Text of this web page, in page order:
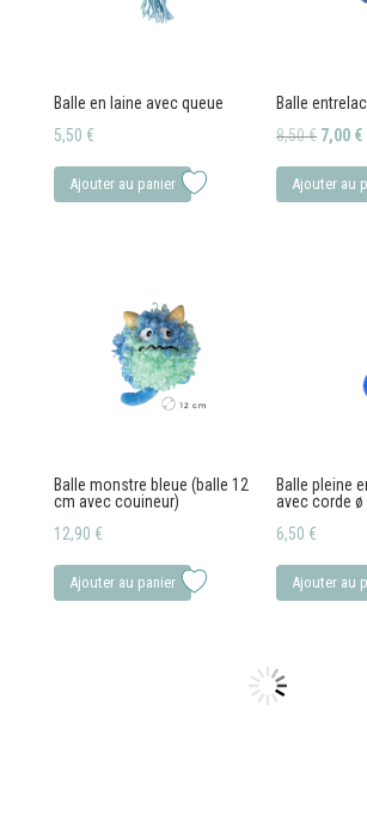
Balle en laine avec queue
5,50 €
Ajouter au panier
Balle
8,50€ Le
prix
7,00 €Le
Ajouter au
Balle monstre bleue (balle 12
cm avec couineur)
12,90 €
Ajouter au panier
Balle pleine
avec corde ø
6,50 €
Ajouter au